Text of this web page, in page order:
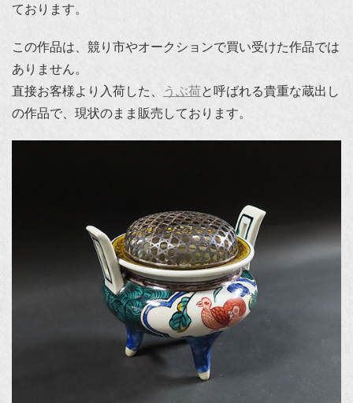
ております。
この作品は、競り市やオークションで買い受けた作品では
ありません。
直接お客様より入荷した、
うぶ荷と呼ばれる貴重な蔵出し
の作品で、現状のまま販売しております。